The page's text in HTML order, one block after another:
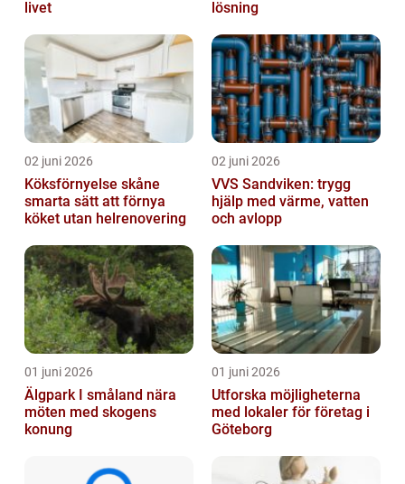
livet
lösning
02 juni 2026
Köksförnyelse skåne
smarta sätt att förnya
köket utan helrenovering
02 juni 2026
VVS Sandviken: trygg
hjälp med värme, vatten
och avlopp
01 juni 2026
Älgpark I småland nära
möten med skogens
konung
01 juni 2026
Utforska möjligheterna
med lokaler för företag i
Göteborg